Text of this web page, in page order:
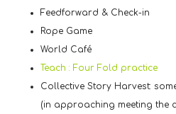
Feedforward & Check-in
Rope Game
World Café
Teach : Four Fold practice
Collective Story Harvest:
(in approaching meeting the